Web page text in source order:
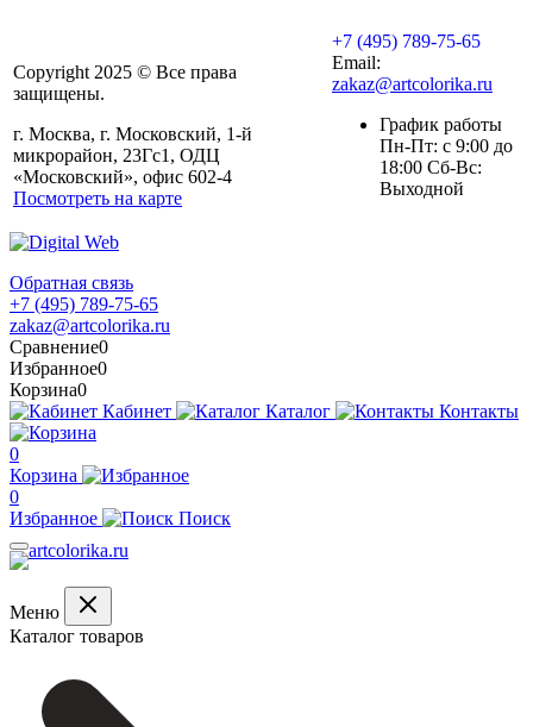
Copyright 2025 © Все права
защищены.
г. Москва, г. Московский, 1-й
микрорайон, 23Гс1, ОДЦ
«Московский», офис 602-4
Посмотреть на карте
+7 (495) 789-75-65
Email:
zakaz@artcolorika.ru
График работы
Пн-Пт: с 9:00 до
18:00 Сб-Вс:
Выходной
Обратная связь
+7 (495) 789-75-65
zakaz@artcolorika.ru
Сравнение0
Избранное0
Корзина0
Кабинет
Каталог Контакты
0
Корзина
0
Избранное
Поиск
Меню
Каталог товаров